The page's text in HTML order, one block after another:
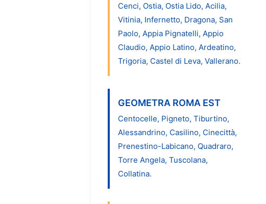
Cenci, Ostia, Ostia Lido, Acilia,
Vitinia, Infernetto, Dragona, San
Paolo, Appia Pignatelli, Appio
Claudio, Appio Latino, Ardeatino,
Trigoria, Castel di Leva, Vallerano.
GEOMETRA ROMA EST
Centocelle, Pigneto, Tiburtino,
Alessandrino, Casilino, Cinecittà,
Prenestino-Labicano, Quadraro,
Torre Angela, Tuscolana,
Collatina.